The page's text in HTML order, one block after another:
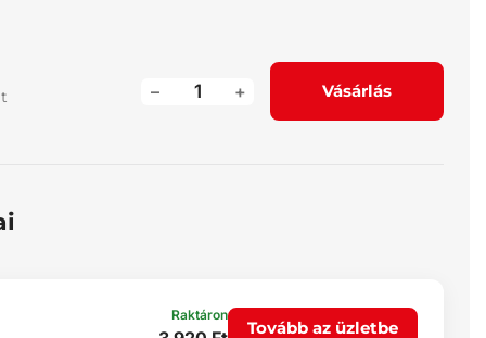
+
– Vásárlás
Raktáron
Tovább az üzletbe